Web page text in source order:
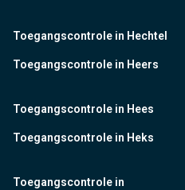
Toegangscontrole in Hechtel
Toegangscontrole in Heers
Toegangscontrole in Hees
Toegangscontrole in Heks
Toegangscontrole in